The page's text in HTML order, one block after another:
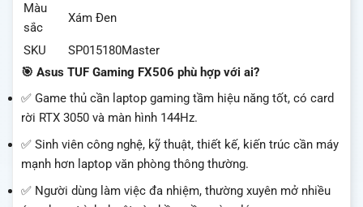
Màu
sắc
Xám Đen
SKU
SP015180Master
🎯 Asus TUF Gaming FX506 phù hợp với ai?
✅ Game thủ cần laptop gaming tầm hiệu năng tốt, có card
rời RTX 3050 và màn hình 144Hz.
✅ Sinh viên công nghệ, kỹ thuật, thiết kế, kiến trúc cần máy
mạnh hơn laptop văn phòng thông thường.
✅ Người dùng làm việc đa nhiệm, thường xuyên mở nhiều